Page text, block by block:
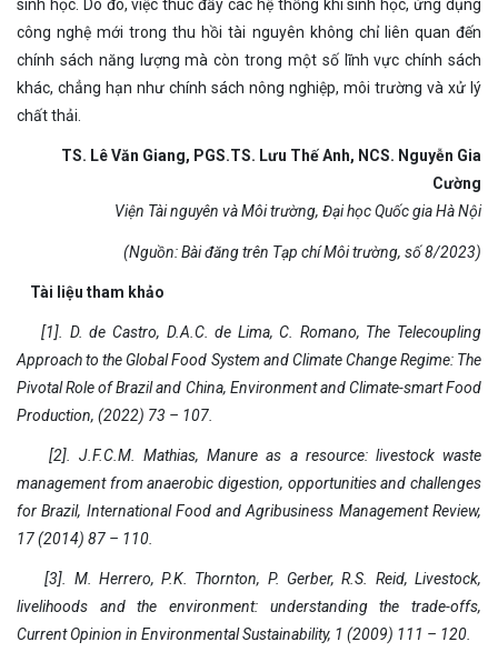
sinh học. Do đó, việc thúc đẩy các hệ thống khí sinh học, ứng dụng
công nghệ mới trong thu hồi tài nguyên không chỉ liên quan đến
chính sách năng lượng mà còn trong một số lĩnh vực chính sách
khác, chẳng hạn như chính sách nông nghiệp, môi trường và xử lý
chất thải.
TS. Lê Văn Giang, PGS.TS. Lưu Thế Anh, NCS. Nguyễn Gia
Cường
Viện Tài nguyên và Môi trường, Đại học Quốc gia Hà Nội
(Nguồn: Bài đăng trên Tạp chí Môi trường, số 8/2023)
Tài liệu tham khảo
[1]. D. de Castro, D.A.C. de Lima, C. Romano, The Telecoupling
Approach to the Global Food System and Climate Change Regime: The
Pivotal Role of Brazil and China, Environment and Climate-smart Food
Production, (2022) 73 – 107.
[2]. J.F.C.M. Mathias, Manure as a resource: livestock waste
management from anaerobic digestion, opportunities and challenges
for Brazil, International Food and Agribusiness Management Review,
17 (2014) 87 – 110.
[3]. M. Herrero, P.K. Thornton, P. Gerber, R.S. Reid, Livestock,
livelihoods and the environment: understanding the trade-offs,
Current Opinion in Environmental Sustainability, 1 (2009) 111 – 120.